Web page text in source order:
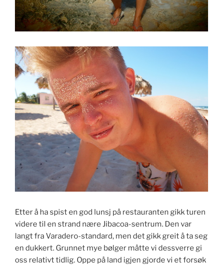
Etter å ha spist en god lunsj på restauranten gikk turen
videre til en strand nære Jibacoa-sentrum. Den var
langt fra Varadero-standard, men det gikk greit å ta seg
en dukkert. Grunnet mye bølger måtte vi dessverre gi
oss relativt tidlig. Oppe på land igjen gjorde vi et forsøk